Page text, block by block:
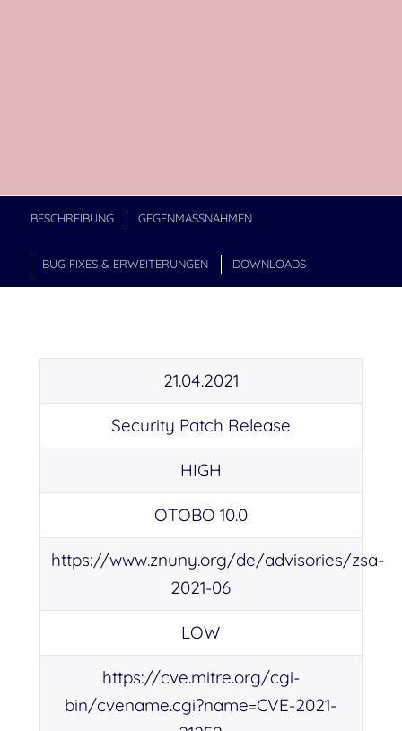
BESCHREIBUNG GEGENMASSNAHMEN
BUG FIXES & ERWEITERUNGEN DOWNLOADS
21.04.2021
Security Patch Release
HIGH
OTOBO 10.0
https://www.znuny.org/de/advisories/zsa-
2021-06
LOW
https://cve.mitre.org/cgi-
bin/cvename.cgi?name=CVE-2021-